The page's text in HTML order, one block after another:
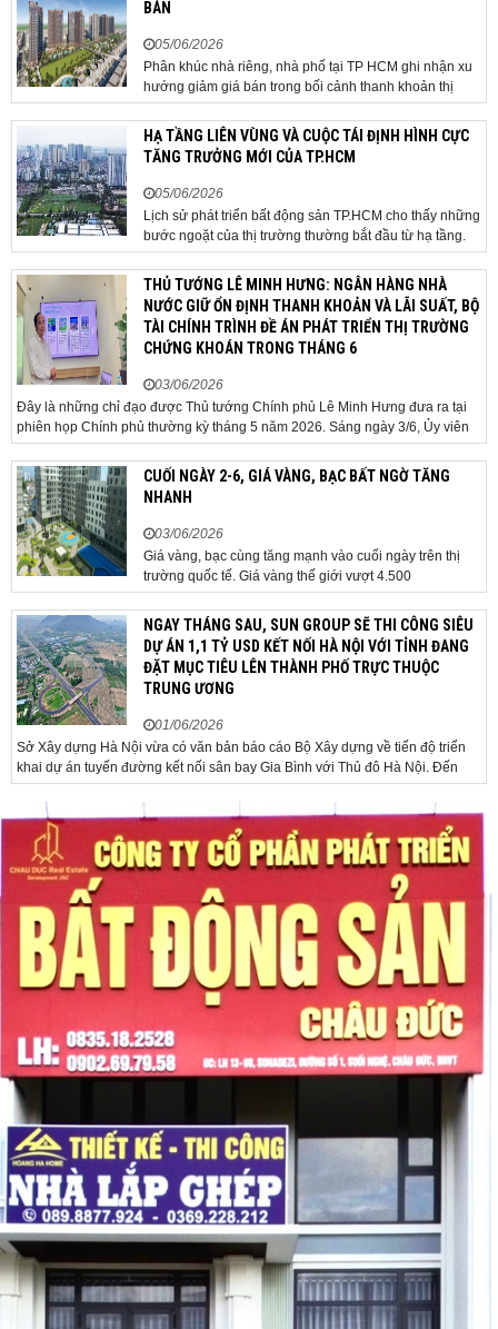
BÁN
05/06/2026
Phân khúc nhà riêng, nhà phố tại TP HCM ghi nhận xu
hướng giảm giá bán trong bối cảnh thanh khoản thị
trường suy yếu, người mua thận trọng. Sau hơn 5 tháng
rao bán căn nhà trong hẻm khu vực Bảy Hiền, anh
Minh, một chủ nhà tại TP HCM, chấp nhận hạ giá...
HẠ TẦNG LIÊN VÙNG VÀ CUỘC TÁI ĐỊNH HÌNH CỰC
TĂNG TRƯỞNG MỚI CỦA TP.HCM
05/06/2026
Lịch sử phát triển bất động sản TP.HCM cho thấy những
bước ngoặt của thị trường thường bắt đầu từ hạ tầng.
Khi các tuyến kết nối liên vùng đồng loạt tăng tốc, cấu
trúc phát triển đô thị đang dần thay đổi, mở ra những
hành lang tăng trưởng mới và kéo theo quá...
THỦ TƯỚNG LÊ MINH HƯNG: NGÂN HÀNG NHÀ
NƯỚC GIỮ ỔN ĐỊNH THANH KHOẢN VÀ LÃI SUẤT, BỘ
TÀI CHÍNH TRÌNH ĐỀ ÁN PHÁT TRIỂN THỊ TRƯỜNG
CHỨNG KHOÁN TRONG THÁNG 6
03/06/2026
Đây là những chỉ đạo được Thủ tướng Chính phủ Lê Minh Hưng đưa ra tại
phiên họp Chính phủ thường kỳ tháng 5 năm 2026. Sáng ngày 3/6, Ủy viên
Bộ Chính trị, Bí thư Đảng ủy Chính phủ, Thủ tướng Chính phủ Lê Minh Hưng
đã chủ trì phiên họp Chính phủ thường...CUỐI NGÀY 2-6, GIÁ VÀNG, BẠC BẤT NGỜ TĂNG
NHANH
03/06/2026
Giá vàng, bạc cùng tăng mạnh vào cuối ngày trên thị
trường quốc tế. Giá vàng thế giới vượt 4.500
USD/ounce. Cuối ngày 2-6, giá vàng hôm nay trên thị
trường quốc tế được giao dịch ở mức 4.520
USD/ounce, tăng khoảng 35 USD/ounce so với buổi
sáng. Trong phiên, có thời điểm giá vàng...
NGAY THÁNG SAU, SUN GROUP SẼ THI CÔNG SIÊU
DỰ ÁN 1,1 TỶ USD KẾT NỐI HÀ NỘI VỚI TỈNH ĐANG
ĐẶT MỤC TIÊU LÊN THÀNH PHỐ TRỰC THUỘC
TRUNG ƯƠNG
01/06/2026
Sở Xây dựng Hà Nội vừa có văn bản báo cáo Bộ Xây dựng về tiến độ triển
khai dự án tuyến đường kết nối sân bay Gia Bình với Thủ đô Hà Nội. Đến
nay, công tác giải phóng mặt bằng và chuẩn bị đầu tư của dự án đã ghi nhận
nhiều kết...